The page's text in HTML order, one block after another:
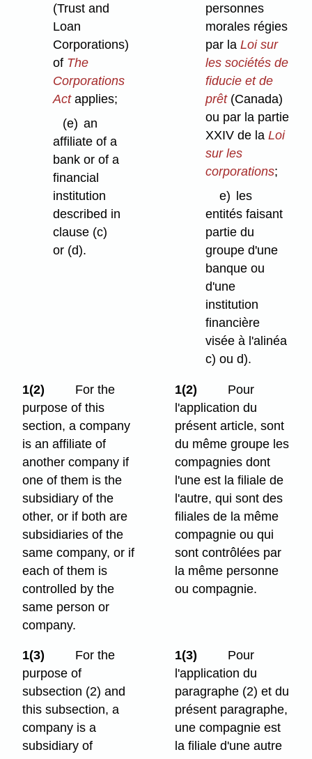
(Trust and
Loan
Corporations)
of The
Corporations
Actapplies;
(e) an
affiliate of a
bank or of a
financial
institution
described in
clause (c)
or (d).
personnes
morales régies
par laLoi sur
les sociétés de
fiducie et de
prêt(Canada)
ou par la partie
XXIV de laLoi
sur les
corporations;
e)
les
entités faisant
partie du
groupe d'une
banque ou
d'une
institution
financière
visée à l'alinéa
c) ou d).
1(2)
For the
purpose of this
section, a company
is an affiliate of
another company if
one of them is the
subsidiary of the
other, or if both are
subsidiaries of the
same company, or if
each of them is
controlled by the
same person or
company.
1(2)
Pour
l'application du
présent article, sont
du même groupe les
compagnies dont
l'une est la filiale de
l'autre, qui sont des
filiales de la même
compagnie ou qui
sont contrôlées par
la même personne
ou compagnie.
1(3)
For the
purpose of
subsection (2) and
this subsection, a
company is a
subsidiary of
1(3)
Pour
l'application du
paragraphe (2) et du
présent paragraphe,
une compagnie est
la filiale d'une autre